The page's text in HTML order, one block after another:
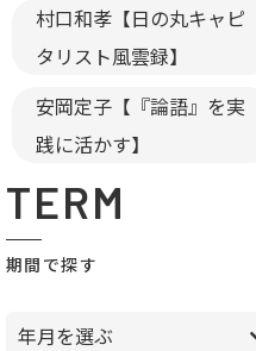
村口和孝【日の丸キャピ
タリスト風雲録】
安岡定子【『論語』を実
践に活かす】
TERM
期間で探す
年月を選ぶ